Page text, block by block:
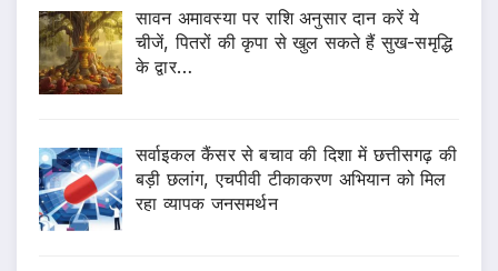
सावन अमावस्या पर राशि अनुसार दान करें ये
चीजें, पितरों की कृपा से खुल सकते हैं सुख-समृद्धि
के द्वार…
सर्वाइकल कैंसर से बचाव की दिशा में छत्तीसगढ़ की
बड़ी छलांग, एचपीवी टीकाकरण अभियान को मिल
रहा व्यापक जनसमर्थन